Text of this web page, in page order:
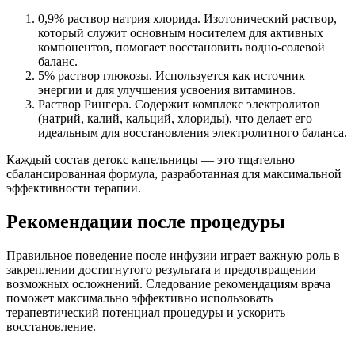
0,9% раствор натрия хлорида. Изотонический раствор,
который служит основным носителем для активных
компонентов, помогает восстановить водно-солевой
баланс.
5% раствор глюкозы. Используется как источник
энергии и для улучшения усвоения витаминов.
Раствор Рингера. Содержит комплекс электролитов
(натрий, калий, кальций, хлориды), что делает его
идеальным для восстановления электролитного баланса.
Каждый состав детокс капельницы — это тщательно
сбалансированная формула, разработанная для максимальной
эффективности терапии.
Рекомендации после процедуры
Правильное поведение после инфузии играет важную роль в
закреплении достигнутого результата и предотвращении
возможных осложнений. Следование рекомендациям врача
поможет максимально эффективно использовать
терапевтический потенциал процедуры и ускорить
восстановление.